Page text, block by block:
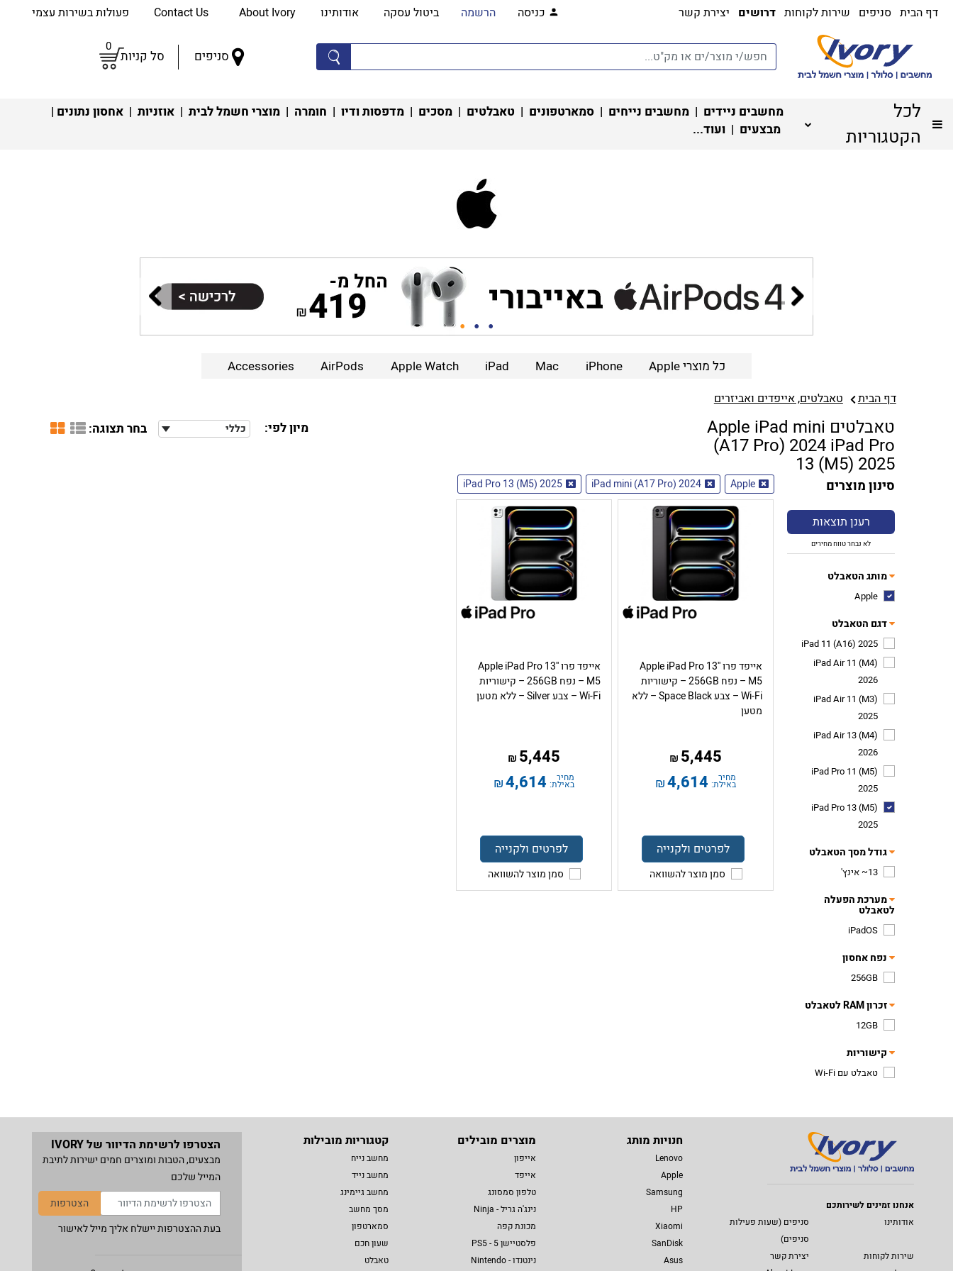
דף הבית סניפים שירות לקוחות דרושים יצירת קשר כניסה הרשמה ביטול עסקה אודותינו About Ivory פעולות בשירות עצמי
סניפים סל קניות
0
לכל
הקטגוריות
מחשבים ניידים | מחשבים נייחים | סמארטפונים | טאבלטים | מסכים | מדפסות ודיו | חומרה | מוצרי חשמל לבית | אוזניות | אחסון נתונים |
מבצעים | ועוד...
כל מוצרי Apple iPhone
Mac
iPad
Apple Watch
AirPods
Accessories
דף הבית טאבלטים, אייפדים ואביזרים
טאבלטים Apple iPad mini
(A17 Pro) 2024 iPad Pro
13 (M5) 2025
מיון לפי: כללי בחר תצוגה:
סינון מוצרים
רענן תוצאות
לא נבחר טווח מחירים
מותג הטאבלט
Apple
דגם הטאבלט
iPad 11 (A16) 2025
iPad Air 11 (M4)
2026
iPad Air 11 (M3)
2025
iPad Air 13 (M4)
2026
iPad Pro 11 (M5)
2025
iPad Pro 13 (M5)
2025
גודל מסך הטאבלט
13~ אינץ'
מערכת הפעלה
לטאבלט
iPadOS
נפח אחסון
256GB
זכרון RAM לטאבלט
12GB
קישוריות
טאבלט עם Wi-Fi
Apple
iPad mini (A17 Pro) 2024
iPad Pro 13 (M5) 2025
אייפד פרו Apple iPad Pro 13''
M5 – נפח 256GB – קישוריות
Wi-Fi – צבע Space Black – ללא
מטען
5,445
₪
מחיר
באילת: 4,614
₪
לפרטים ולקנייה
סמן מוצר להשוואה
אייפד פרו Apple iPad Pro 13''
M5 – נפח 256GB – קישוריות
Wi-Fi – צבע Silver – ללא מטען
5,445
₪
מחיר
באילת: 4,614
₪
לפרטים ולקנייה
סמן מוצר להשוואה
אנחנו זמינים לשירותכם
אודותינו
סניפים (שעות פעילות
סניפים)
שירות לקוחות
יצירת קשר
חנויות מותג
Lenovo
Apple
Samsung
HP
Xiaomi
SanDisk
Asus
מוצרים מובילים
אייפון
אייפד
טלפון סמסונג
נינג'ה גריל - Ninja
מכונת קפה
פלסטיישן 5 - PS5
נינטנדו - Nintendo
קטגוריות מובילות
מחשב נייח
מחשב נייד
מחשב גיימינג
מסך מחשב
סמארטפון
שעון חכם
טאבלט
הצטרפו לרשימת הדיוור של IVORY
מבצעים, הטבות ומוצרים חמים ישירות לתיבת
המייל שלכם
הצטרפות
בעת ההצטרפות יישלח אליך מייל לאישור